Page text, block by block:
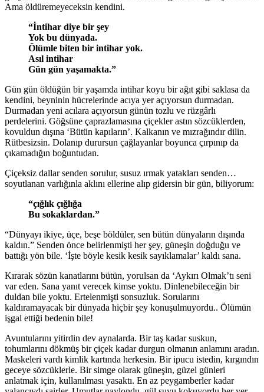
Ama öldüremeyeceksin kendini.
“İntihar diye bir şey
Yok bu dünyada.
Ölümle biten bir intihar yok.
Asıl intihar
Gün gün yaşamakta.”
Gün gün öldüğün bir yaşamda intihar koyu bir ağıt gibi saklasa da
kendini, beyninin hücrelerinde acıya yer açıyorsun durmadan.
Durmadan yeni acılara açıyorsun günün tozlu ve rüzgârlı
perdelerini. Göğsüne çaprazlamasına çiçekler astın sözcüklerden,
kovuldun dışına ‘Bütün kapıların’. Kalkanın ve mızrağındır dilin.
Rütbesizsin. Dolanıp durursun çağlayanlar boyunca çırpınıp da
çıkamadığın boğuntudan.
Çiçeksiz dallar senden sorulur, susuz ırmak yatakları senden…
soyutlanan varlığınla aklını ellerine alıp gidersin bir gün, biliyorum:
“çığlık çığlığa
Bu sokaklardan.”
“Dünyayı ikiye, üçe, beşe böldüler, sen bütün dünyaların dışında
kaldın.” Senden önce belirlenmişti her şey, güneşin doğduğu ve
battığı yön bile. ‘İşte böyle kesik kesik sayıklamalar’ kaldı sana.
Kırarak sözün kanatlarını bütün, yorulsan da ‘Aykırı Olmak’tı seni
var eden. Sana yanıt verecek kimse yoktu. Dinlenebileceğin bir
duldan bile yoktu. Ertelenmişti sonsuzluk. Sorularını
kaldıramayacak bir dünyada hiçbir şey konuşulmuyordu.. Ölümün
işgal ettiği bedenin bile!
Avuntularını yitirdin dev aynalarda. Bir taş kadar suskun,
tohumlarını dökmüş bir çiçek kadar durgun olmanın anlamını aradın.
Maskeleri vardı kimlik kartında herkesin. Bir ipucu istedin, kırgındın
geceye sözcüklerle. Bir simge olarak güneşin, güzel günleri
anlatmak için, kullanılması yasaktı. En az peygamberler kadar